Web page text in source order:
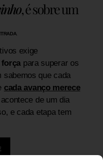
, é sobre um
.
exige
para superar os
sabemos que cada
cada avanço merece
de um dia
e cada etapa tem